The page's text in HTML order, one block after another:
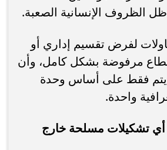
الظروف الإنسانية الصعبة.
لفرض تقسيم إداري أو
مرفوضة بشكل كامل، وأن
يتم فقط على أساس وحدة
واحدة.
تشكيلات مسلحة خارج